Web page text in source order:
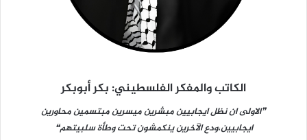
الكاتب والمفكر الفلسطيني: بكر أبوبكر
❞الاولى ان نظل ايجابيين مبشرين ميسرين مبتسمين محاورين
ايجابيين،ودع الآخرين ينكمشون تحت وطأة سلبيتهم❝